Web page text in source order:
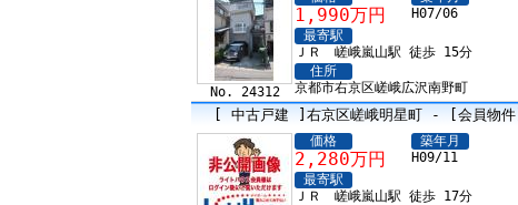
No. 24312
1,990万円
H07/06
最寄駅
ＪＲ 嵯峨嵐山駅 徒歩 15分
住所
京都市右京区嵯峨広沢南野町
[ 中古戸建 ]右京区嵯峨明星町 - [会員物件]
価格
2,280万円
築年月
H09/11
最寄駅
ＪＲ 嵯峨嵐山駅 徒歩 17分